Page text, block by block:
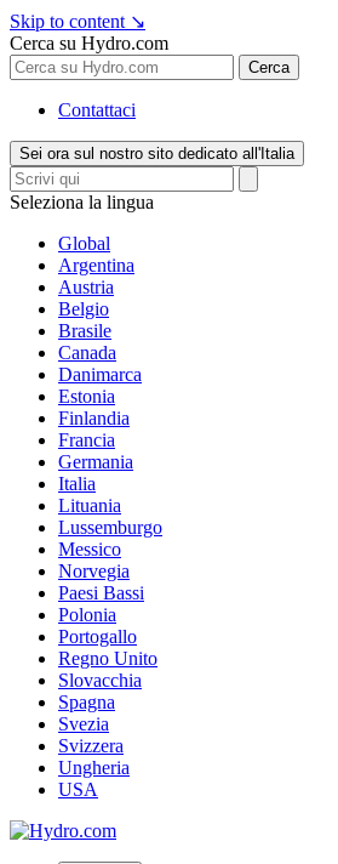
Skip to content ↘
Cerca su Hydro.com
Cerca
Contattaci
Sei ora sul nostro sito dedicato all'Italia
Seleziona la lingua
Global
Argentina
Austria
Belgio
Brasile
Canada
Danimarca
Estonia
Finlandia
Francia
Germania
Italia
Lituania
Lussemburgo
Messico
Norvegia
Paesi Bassi
Polonia
Portogallo
Regno Unito
Slovacchia
Spagna
Svezia
Svizzera
Ungheria
USA